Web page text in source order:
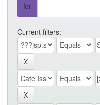
for
Current filters: